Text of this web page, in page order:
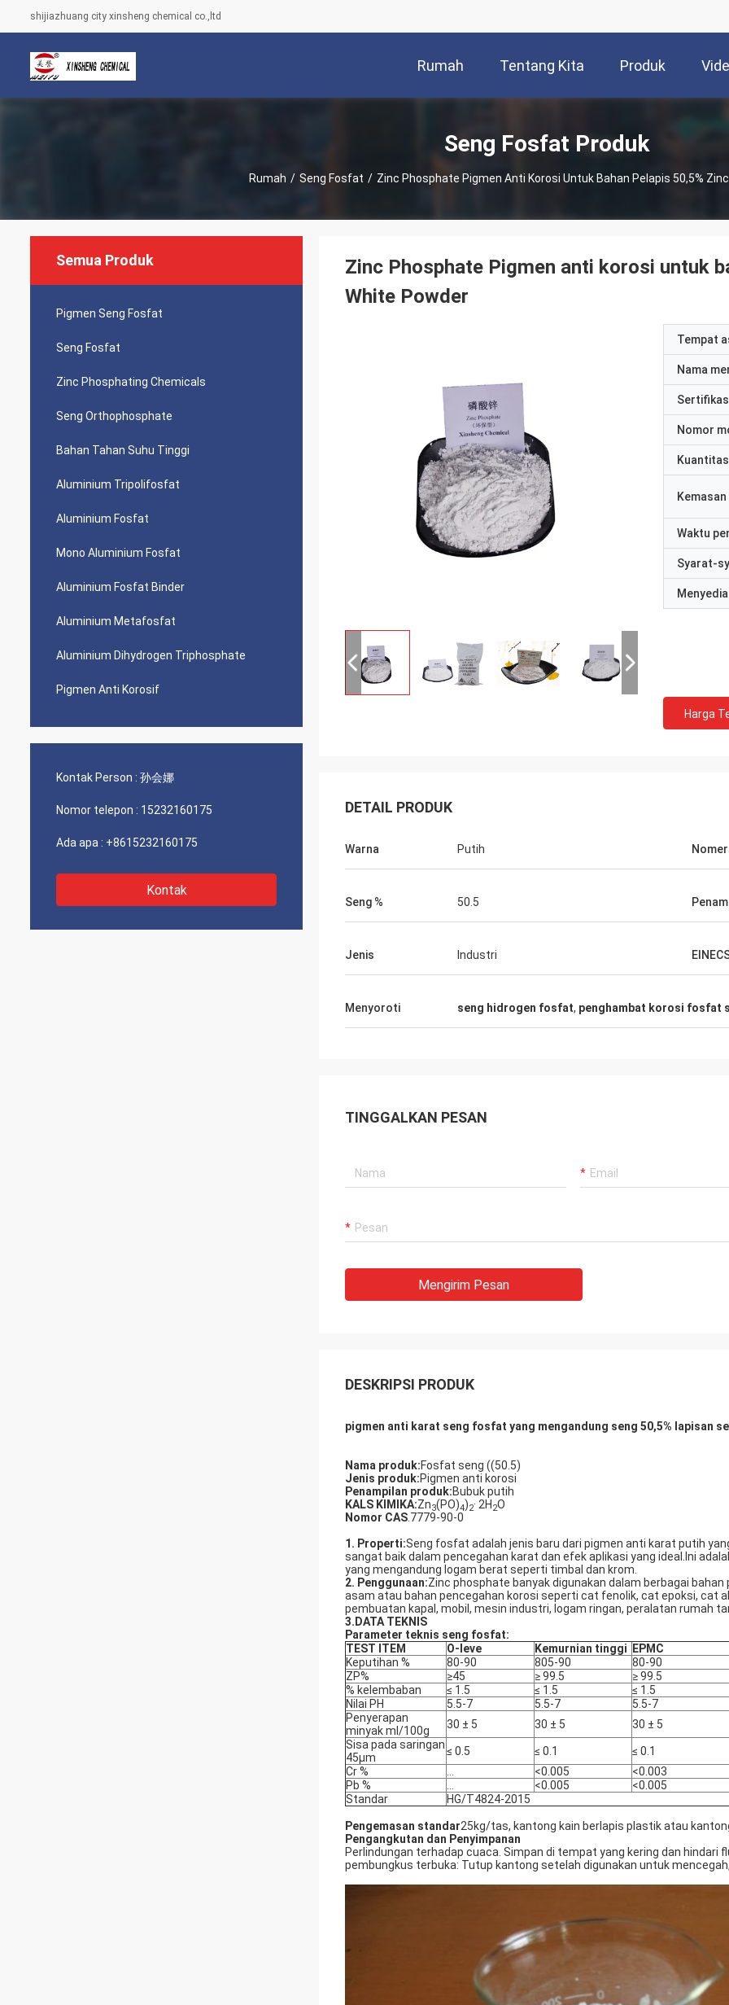
shijiazhuang city xinsheng chemical co.,ltd
Rumah Tentang Kita Produk
Seng Fosfat Produk
Rumah / Seng Fosfat / Zinc Phosphate Pigmen Anti Korosi Untuk Bahan Pelapis 50,5%
Semua Produk
Pigmen Seng Fosfat
Seng Fosfat
Zinc Phosphating Chemicals
Seng Orthophosphate
Bahan Tahan Suhu Tinggi
Aluminium Tripolifosfat
Aluminium Fosfat
Mono Aluminium Fosfat
Aluminium Fosfat Binder
Aluminium Metafosfat
Aluminium Dihydrogen Triphosphate
Pigmen Anti Korosif
Kontak Person : 孙会娜
Nomor telepon : 15232160175
Ada apa : +8615232160175
Kontak
Zinc Phosphate Pigmen anti korosi untuk
White Powder
Tempat
Nama
Nomor
Waktu
Syarat-
Harga
DETAIL PRODUK
Warna Putih
Seng % 50.5
Jenis Industri
Menyoroti seng hidrogen fosfat, penghambat korosi fosfat
TINGGALKAN PESAN
Mengirim Pesan
DESKRIPSI PRODUK
pigmen anti karat seng fosfat yang mengandung seng 50,5% lapisan
Nama produk:Fosfat seng ((50.5)
Jenis produk:Pigmen anti korosi
Penampilan produk:Bubuk putih
KALS KIMIKA:Zn3(PO)4)2· 2H 2O
Nomor CAS .7779-90-0
1. Properti:Seng fosfat adalah jenis baru dari pigmen anti karat putih
sangat baik dalam pencegahan karat dan efek aplikasi yang ideal.Ini
yang mengandung logam berat seperti timbal dan krom.
2. Penggunaan:Zinc phosphate banyak digunakan dalam berbagai
asam atau bahan pencegahan korosi seperti cat fenolik, cat epoksi, cat
pembuatan kapal, mobil, mesin industri, logam ringan, peralatan rumah
3. DATA TEKNIS
Parameter teknis seng fosfat:
TEST ITEM
O-leve Kemurnian tinggi
EPMC
Keputihan %
80-90 805-90
80-90
ZP%
≥45 ≥ 99.5
≥ 99.5
% kelembaban
≤ 1.5 ≤ 1.5
≤ 1.5
Nilai PH
5.5-7 5.5-7
5.5-7
Penyerapan
minyak ml/100g
30 ± 5 30 ± 5
30 ± 5
Sisa pada saringan
45μm
≤ 0.5 ≤ 0.1
≤ 0.1
Cr %
<0.005
<0.003
Pb %
<0.005
<0.005
Standar
HG/T4824-2015
Pengemasan standar25kg/tas, kantong kain berlapis plastik atau
Pengangkutan dan Penyimpanan
Perlindungan terhadap cuaca. Simpan di tempat yang kering dan
pembungkus terbuka: Tutup kantong setelah digunakan untuk